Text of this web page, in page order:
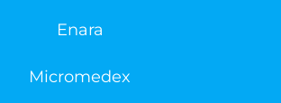
Enara
Micromedex